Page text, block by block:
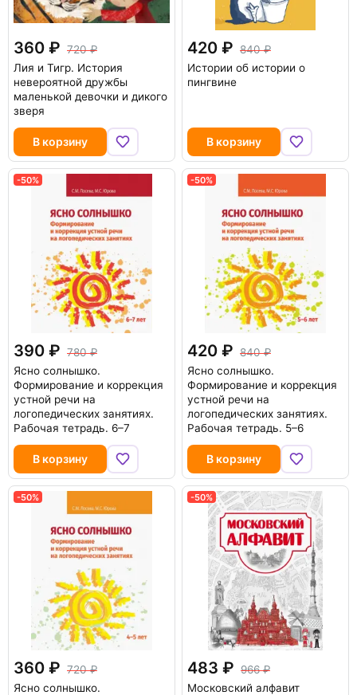
360
720
Лия и Тигр. История
невероятной дружбы
маленькой девочки и дикого
зверя
В корзину
420
840
Истории об истории о
пингвине
В корзину
-50%
390
780
Ясно солнышко.
Формирование и коррекция
устной речи на
логопедических занятиях.
Рабочая тетрадь. 6–7
В корзину
-50%
420
840
Ясно солнышко.
Формирование и коррекция
устной речи на
логопедических занятиях.
Рабочая тетрадь. 5–6
В корзину
-50%
360
720
Ясно солнышко.
-50%
483
966
Московский алфавит